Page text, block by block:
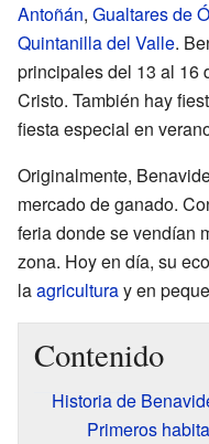
Antoñán, Gualtares de
Quintanilla del Valle.
principales del 13 al 16
Cristo. También hay
fiesta especial en
Originalmente,
mercado de ganado.
feria donde se vendían
zona. Hoy en día, su
laagriculturay en
Contenido
Historia de
Primeros